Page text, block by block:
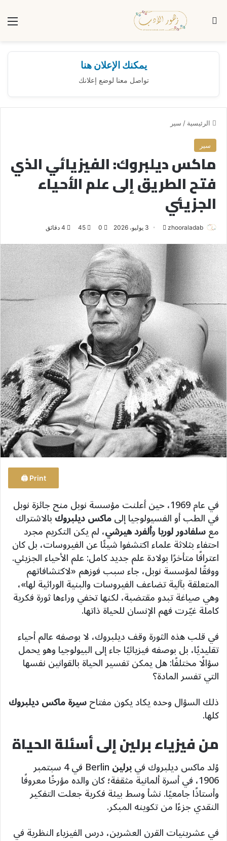
بحث عن
يمكنك الإعلان هنا
تواصل معنا لوضع إعلانك
الرئيسية / سير
سير
ماكس ديلبروك: الفيزيائي الذي
فتح الطريق إلى علم الأحياء
الجزيئي
zhooraladab
س
ل
ب
ر
ي
ل
ك
ت
ر
و
ن
ي
ا
3 يوليو، 2026 0
45
Print 🖨
في عام 1969، حين أعلنت مؤسسة نوبل منح جائزة نوبل
في الطب أو الفسيولوجيا إلىماكس ديلبروكبالاشتراك
معسلفادور لورياوألفرد هيرشي، لم يكن التكريم مجرد
احتفاء بثلاثة علماء اكتشفوا شيئًا عن الفيروسات، بل كان
اعترافًا متأخرًا بولادة علم جديد كامل: علم الأحياء الجزيئي.
ووفقًا لمؤسسة نوبل، جاء سبب فوزهم «لاكتشافاتهم
المتعلقة بآلية تضاعف الفيروسات والبنية الوراثية لها»،
وهي صياغة تبدو مقتضبة، لكنها تخفي وراءها ثورة فكرية
كاملة غيّرت فهم الإنسان للحياة ذاتها.
في قلب هذه الثورة وقف ديلبروك، لا بوصفه عالم أحياء
تقليديًا، بل بوصفه فيزيائيًا جاء إلى البيولوجيا وهو يحمل
سؤالًا مختلفًا: هل يمكن تفسير الحياة بالقوانين نفسها
التي تفسر المادة؟
ذلك السؤال وحده يكاد يكون مفتاحسيرة ماكس ديلبروك
كلها.
من فيزياء برلين إلى أسئلة الحياة
وُلد ماكس ديلبروك فيبرلين Berlin في 4 سبتمبر
1906، في أسرة ألمانية مثقفة؛ كان والده مؤرخًا معروفًا
وأستاذًا جامعيًا. نشأ وسط بيئة فكرية جعلت التفكير
النقدي جزءًا من تكوينه المبكر.
في عشرينيات القرن العشرين، درس الفيزياء النظرية في